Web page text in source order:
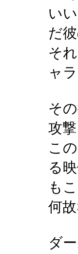
い
だ
そ
ャ
そ
攻
こ
る
も
何
ダ